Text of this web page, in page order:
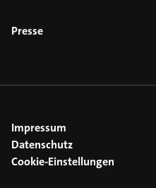
Presse
Impressum
Datenschutz
Cookie-Einstellungen